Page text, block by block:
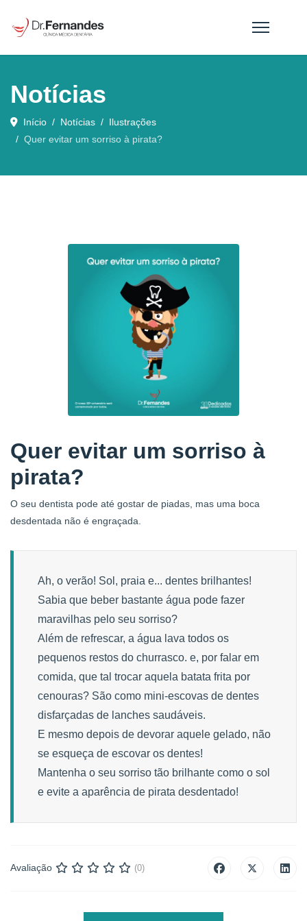
Notícias
Início Notícias
Ilustrações
Quer evitar um sorriso à pirata?
Quer evitar um sorriso à
pirata?
O seu dentista pode até gostar de piadas, mas uma boca
desdentada não é engraçada.
Ah, o verão! Sol, praia e... dentes brilhantes!
Sabia que beber bastante água pode fazer
maravilhas pelo seu sorriso?
Além de refrescar, a água lava todos os
pequenos restos do churrasco. e, por falar em
comida, que tal trocar aquela batata frita por
cenouras? São como mini-escovas de dentes
disfarçadas de lanches saudáveis.
E mesmo depois de devorar aquele gelado, não
se esqueça de escovar os dentes!
Mantenha o seu sorriso tão brilhante como o sol
e evite a aparência de pirata desdentado!
Avaliação (0)